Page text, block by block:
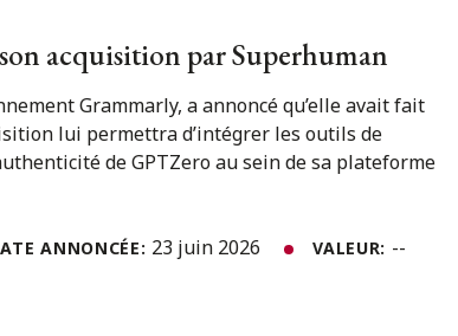
acquisition par Superhuman
Grammarly, a annoncé qu’elle avait fait
lui permettra d’intégrer les outils de
de GPTZero au sein de sa plateforme
ANNONCÉE: 23 juin 2026 VALEUR: --